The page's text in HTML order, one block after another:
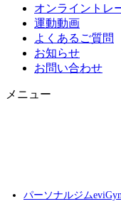
オンライントレ
運動動画
よくあるご質問
お知らせ
お問い合わせ
メニュー
パーソナルジム